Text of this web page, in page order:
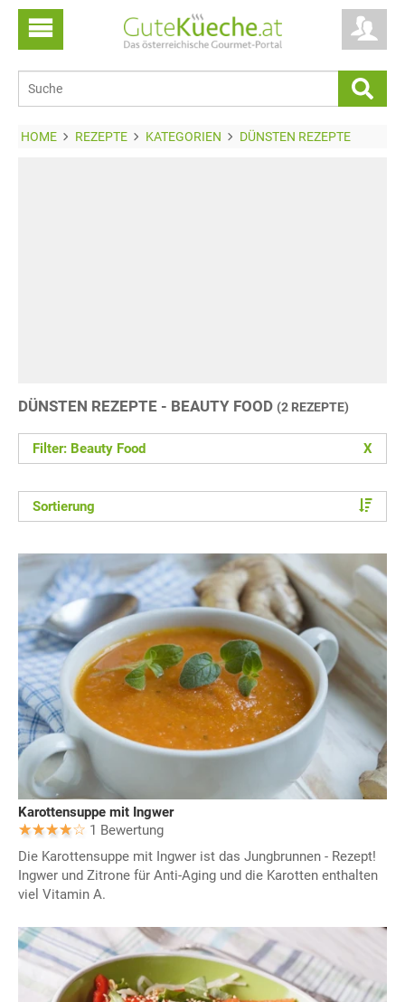
HOME REZEPTE KATEGORIEN DÜNSTEN REZEPTE
DÜNSTEN REZEPTE - BEAUTY FOOD (2 REZEPTE)
Filter: Beauty Food X
Sortierung
Karottensuppe mit Ingwer
1 Bewertung
Die Karottensuppe mit Ingwer ist das Jungbrunnen - Rezept!
Ingwer und Zitrone für Anti-Aging und die Karotten enthalten
viel Vitamin A.